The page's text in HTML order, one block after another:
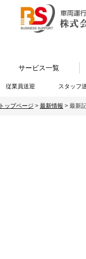
サービス一覧
従業員送迎 スタッフ
トップページ > 最新情報 > 最新